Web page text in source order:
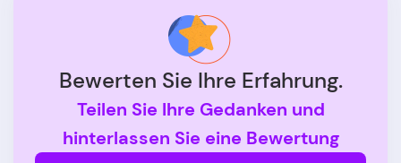
Bewerten Sie Ihre Erfahrung.
Teilen Sie Ihre Gedanken und
hinterlassen Sie eine Bewertung